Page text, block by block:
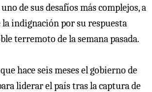
de sus desafíos más complejos, a
la indignación por su respuesta
terremoto de la semana pasada.
hace seis meses el gobierno de
liderar el país tras la captura de